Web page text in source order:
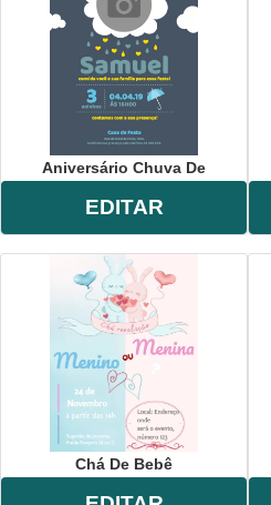
Aniversário Chuva De
EDITAR
Chá De Bebê